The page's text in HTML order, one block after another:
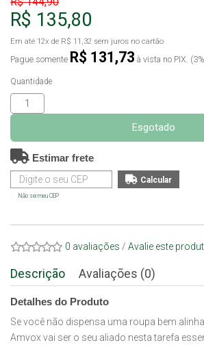
R$ 135,80
Em até 12x de R$ 11,32 sem juros no cartão
Pague somente R$ 131,73 à vista no PIX.
Quantidade
Esgotado
Estimar frete
Não sei meu CEP
0 avaliações / Avalie este
Descrição Avaliações (0)
Detalhes do Produto
Se você não dispensa uma roupa bem
Amvox vai ser o seu aliado nesta tarefa